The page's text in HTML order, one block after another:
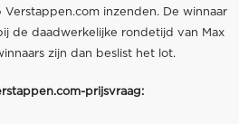
Verstappen.com inzenden. De winnaar
de daadwerkelijke rondetijd van Max
zijn dan beslist het lot.
prijsvraag: